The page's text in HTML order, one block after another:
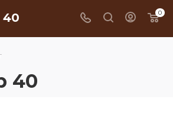
40 0
40